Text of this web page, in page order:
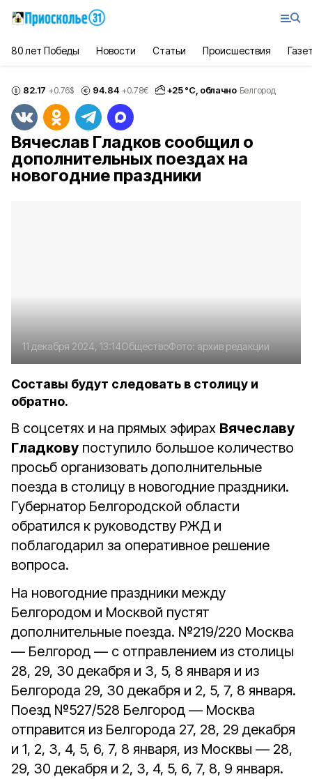
80 лет Победы Новости Статьи Происшествия
82.17 +0.76$ 94.84 +0.78€ +25°С, облачно Белгород
Вячеслав Гладков сообщил о
дополнительных поездах на
новогодние праздники
11 декабря 2024, 13:14ОбществоФото: архив редакции
Составы будут следовать в столицу и
обратно.
В соцсетях и на прямых эфирах Вячеславу
Гладкову поступило большое количество
просьб организовать дополнительные
поезда в столицу в новогодние праздники.
Губернатор Белгородской области
обратился к руководству РЖД и
поблагодарил за оперативное решение
вопроса.
На новогодние праздники между
Белгородом и Москвой пустят
дополнительные поезда. №219/220 Москва
— Белгород — с отправлением из столицы
28, 29, 30 декабря и 3, 5, 8 января и из
Белгорода 29, 30 декабря и 2, 5, 7, 8 января.
Поезд №527/528 Белгород — Москва
отправится из Белгорода 27, 28, 29 декабря
и 1, 2, 3, 4, 5, 6, 7, 8 января, из Москвы — 28,
29, 30 декабря и 2, 3, 4, 5, 6, 7, 8, 9 января.